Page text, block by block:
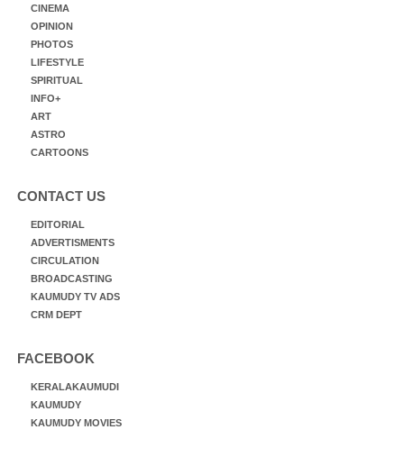
CINEMA
OPINION
PHOTOS
LIFESTYLE
SPIRITUAL
INFO+
ART
ASTRO
CARTOONS
CONTACT US
EDITORIAL
ADVERTISMENTS
CIRCULATION
BROADCASTING
KAUMUDY TV ADS
CRM DEPT
FACEBOOK
KERALAKAUMUDI
KAUMUDY
KAUMUDY MOVIES